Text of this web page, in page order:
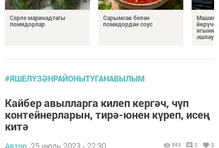
Серле маринадтагы
помидорлар
Сарымсак белән
помидордан соус
эшләү
#ЯШЕЛҮЗӘНРАЙОНЫТУГАНАВЫЛЫМ
Кайбер авылларга килеп кергәч, чүп
контейнерларын, тирә-юнен күреп, исең
китә
Автор, 25 июль 2023 - 22:30 563 0 0